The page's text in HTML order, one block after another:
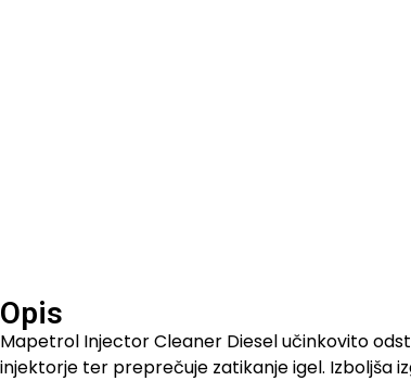
Opis
Mapetrol Injector Cleaner Diesel učinkovito
injektorje ter preprečuje zatikanje igel. Izboljša